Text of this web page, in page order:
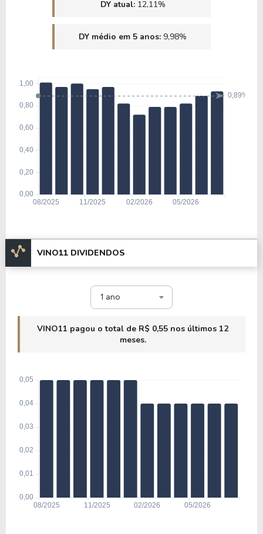
DY atual: 12,11%
DY médio em 5 anos: 9,98%
VINO11 DIVIDENDOS
1 ano
VINO11 pagou o total de R$ 0,55 nos últimos 12
meses.